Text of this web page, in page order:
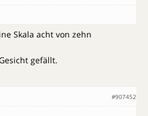
Skala acht von zehn
gefällt.
#907452